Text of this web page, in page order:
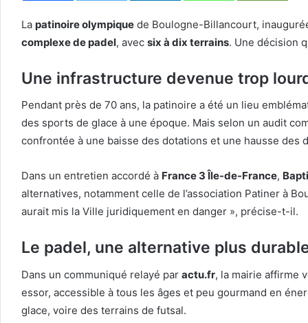
La patinoire olympique de Boulogne-Billancourt,
complexe de padel, avec six à dix terrains. Une décision
Une infrastructure devenue trop
Pendant près de 70 ans, la patinoire a été un lieu
des sports de glace à une époque. Mais selon un audit
confrontée à une baisse des dotations et une hausse des
Dans un entretien accordé à France 3 Île-de-France,
alternatives, notamment celle de l’association Patiner à
aurait mis la Ville juridiquement en danger », précise-t-il.
Le padel, une alternative plus
Dans un communiqué relayé par actu.fr, la mairie affirme
essor, accessible à tous les âges et peu gourmand en
glace, voire des terrains de futsal.